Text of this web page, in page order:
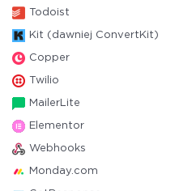
Todoist
Kit (dawniej ConvertKit)
Copper
Twilio
MailerLite
Elementor
Webhooks
Monday.com